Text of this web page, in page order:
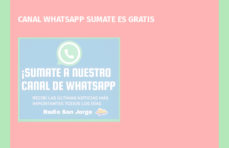
CANAL WHATSAPP SUMATE ES GRATIS